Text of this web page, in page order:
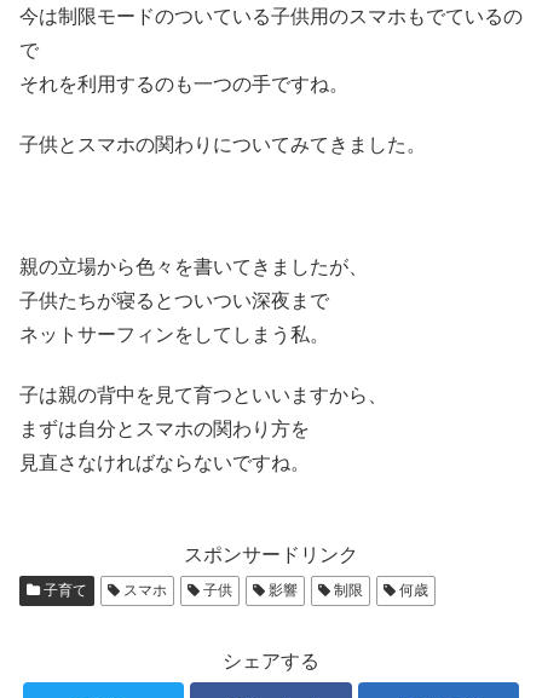
今は制限モードのついている子供用のスマホもでているの
で
それを利用するのも一つの手ですね。
子供とスマホの関わりについてみてきました。
親の立場から色々を書いてきましたが、
子供たちが寝るとついつい深夜まで
ネットサーフィンをしてしまう私。
子は親の背中を見て育つといいますから、
まずは自分とスマホの関わり方を
見直さなければならないですね。
スポンサードリンク
子育て スマホ 子供 影響 制限 何歳
シェアする